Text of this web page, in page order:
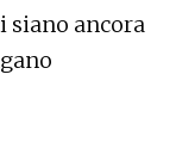
siano ancora